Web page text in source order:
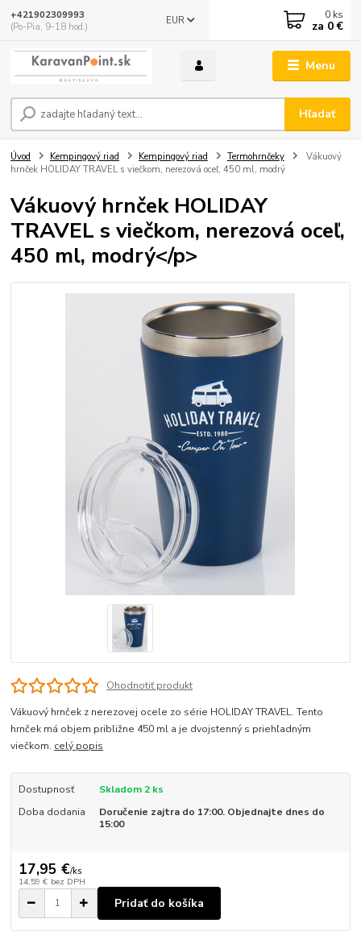
Menu
EUR
Hľadať
+421902309993
(Po-Pia, 9-18 hod.)
0 ks
za 0 €
Úvod Kempingový riad Kempingový riad Termohrnčeky
Vákuový
hrnček HOLIDAY TRAVEL s viečkom, nerezová oceľ, 450 ml, modrý
Vákuový hrnček HOLIDAY
TRAVEL s viečkom, nerezová oceľ,
450 ml, modrý</p>
Ohodnotiť produkt
Vákuový hrnček z nerezovej ocele zo série HOLIDAY TRAVEL. Tento
hrnček má objem približne 450 ml a je dvojstenný s priehľadným
viečkom. celý popis
Dostupnosť
Skladom 2 ks
Doba dodania
Doručenie zajtra do 17:00. Objednajte dnes do
15:00
17,95 €/ks
14,59 € bez DPH
Pridať do košíka